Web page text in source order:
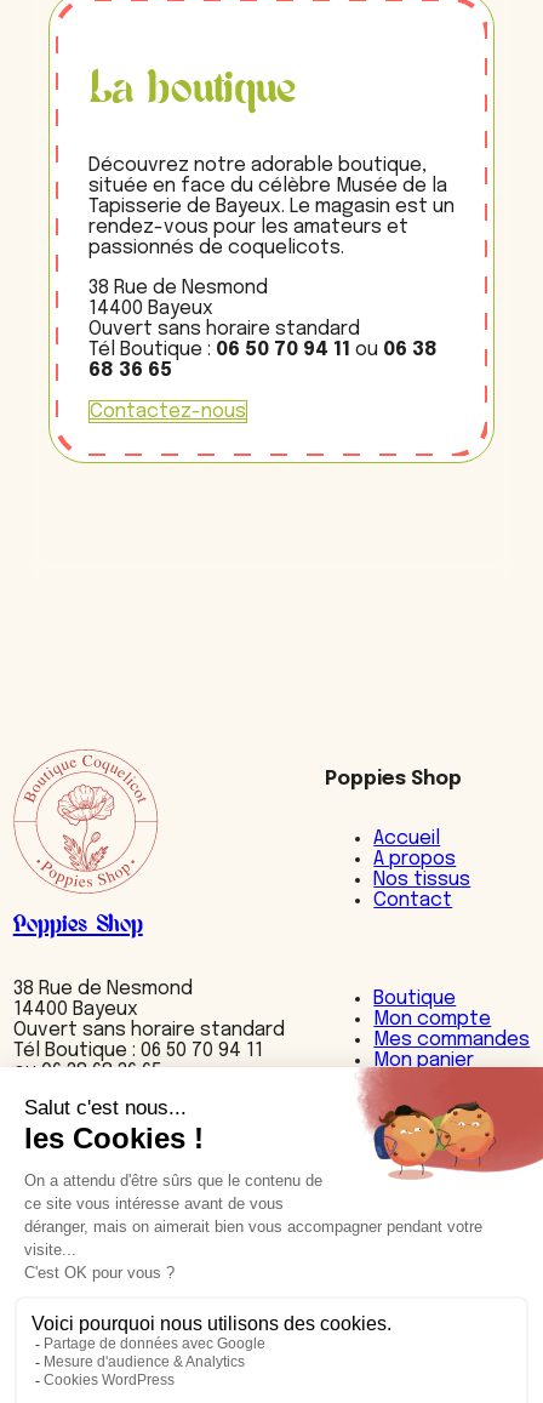
La boutique
Découvrez notre adorable boutique,
située en face du célèbre Musée de la
Tapisserie de Bayeux. Le magasin est un
rendez-vous pour les amateurs et
passionnés de coquelicots.
38 Rue de Nesmond
14400 Bayeux
Ouvert sans horaire standard
Tél Boutique : 06 50 70 94 11 ou 06 38
68 36 65
Contactez-nous
Poppies Shop
38 Rue de Nesmond
14400 Bayeux
Ouvert sans horaire standard
Tél Boutique : 06 50 70 94 11
ou 06 38 68 36 65
Poppies Shop
Accueil
A propos
Nos tissus
Contact
Boutique
Mon compte
Mes commandes
Mon panier
Accessoires
Bijoux
Cuisine
Décoration
Textiles
Nos cuirs et motifs